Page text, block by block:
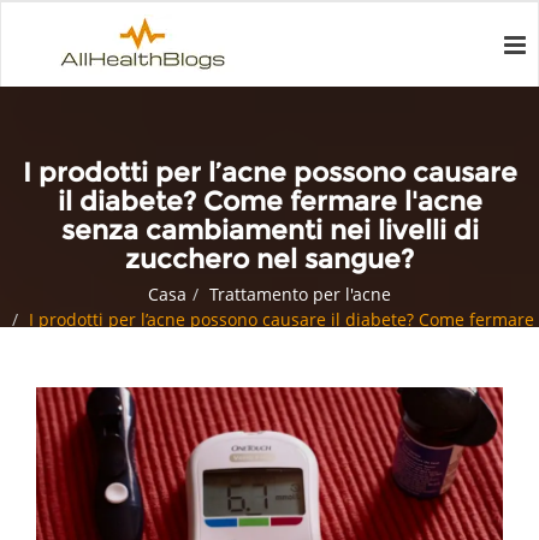
I prodotti per l’acne possono causare
il diabete? Come fermare l'acne
senza cambiamenti nei livelli di
zucchero nel sangue?
Casa
Trattamento per l'acne
I prodotti per l’acne possono causare il diabete? Come fermare